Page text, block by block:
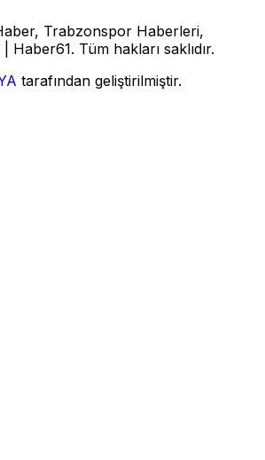
Trabzonspor Haberleri,
Tüm hakları saklıdır.
tarafından geliştirilmiştir.